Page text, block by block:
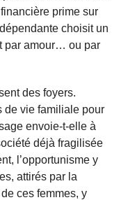
prime sur
choisit un
par amour… ou par
des foyers.
de vie familiale pour
envoie-t-elle à
déjà fragilisée
l’opportunisme y
attirés par la
ces femmes, y